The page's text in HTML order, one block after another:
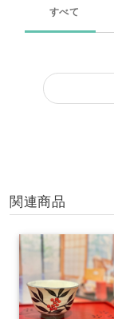
すべて
関連商品